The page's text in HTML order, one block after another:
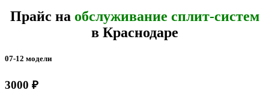
Прайс на обслуживание сплит-систем
в Краснодаре
07-12 модели
3000 ₽